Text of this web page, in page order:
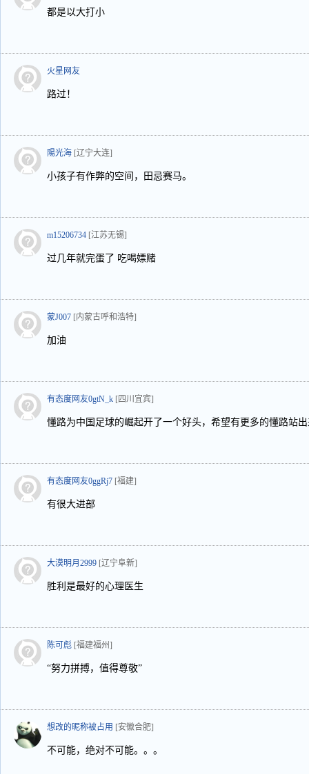
都是以大打小
火星网友
路过！
陽光海 [辽宁大连]
小孩子有作弊的空间，田忌赛马。
m15206734 [江苏无锡]
过几年就完蛋了 吃喝嫖赌
蒙J007 [内蒙古呼和浩特]
加油
有态度网友0gtN_k [四川宜宾]
懂路为中国足球的崛起开了一个好头，希望有更多的懂路站
有态度网友0ggRj7 [福建]
有很大进部
大漠明月2999 [辽宁阜新]
胜利是最好的心理医生
陈可彪 [福建福州]
“努力拼搏，值得尊敬”
想改的昵称被占用 [安徽合肥]
不可能，绝对不可能。。。